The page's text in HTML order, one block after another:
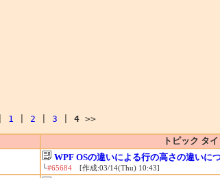
1 2 3 4 >>
トピック タ
WPF OSの違いによる行の高さの違いに
└#65684[作成:03/14(Thu) 10:43]